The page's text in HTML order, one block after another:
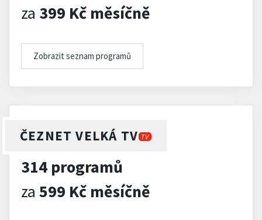
za 399 Kč měsíčně
Zobrazit seznam programů
ČEZNET VELKÁ TV TV
314 programů
za 599 Kč měsíčně